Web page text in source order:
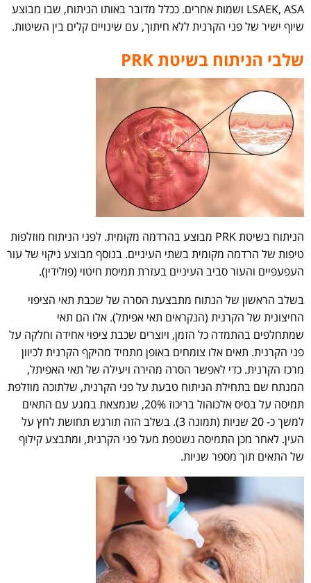
LSAEK, ASA ושמות אחרים. ככלל מדובר באותו הניתוח, שבו מבוצע
שיוף ישיר של פני הקרנית ללא חיתוך, עם שינויים קלים בין השיטות.
שלבי הניתוח בשיטת PRK
הניתוח בשיטת PRK מבוצע בהרדמה מקומית. לפני הניתוח מוזלפות
טיפות של הרדמה מקומית בשתי העיניים. בנוסף מבוצע ניקוי של עור
העפעפיים והעור סביב העיניים בעזרת תמיסת חיטוי (פולידין).
בשלב הראשון של הנתוח מתבצעת הסרה של שכבת תאי הציפוי
החיצונית של הקרנית (הנקראים תאי אפיתל). אלו הם תאי
שמתחלפים בהתמדה כל הזמן, ויוצרים שכבת ציפוי אחידה וחלקה על
פני הקרנית. תאים אלו צומחים באופן מתמיד מהיקף הקרנית לכיוון
מרכז הקרנית. כדי לאפשר הסרה מהירה ויעילה של תאי האפיתל,
המנתח שם בתחילת הניתוח טבעת על פני הקרנית, שלתוכה מוזלפת
תמיסה על בסיס אלכוהול בריכוז 20%, שנמצאת במגע עם התאים
למשך כ- 20 שניות (תמונה 3). בשלב הזה תורגש תחושת לחץ על
העין. לאחר מכן התמיסה נשטפת מעל פני הקרנית, ומתבצע קילוף
של התאים תוך מספר שניות.